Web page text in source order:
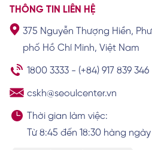
Khám phá
có lông mày
THÔNG TIN LIÊN HỆ
375 Nguyễn Thượng Hiền,
phố Hồ Chí Minh, Việt Nam
1800 3333 - (+84) 917 839 346
cskh@seoulcenter.vn
Thời gian làm việc:
Từ 8:45 đến 18:30 hàng ngày